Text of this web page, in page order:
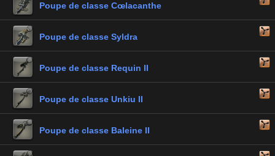
Poupe de classe Cœlacanthe
Poupe de classe Syldra
Poupe de classe Requin II
Poupe de classe Unkiu II
Poupe de classe Baleine II